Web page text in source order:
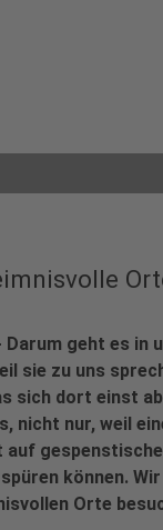
geht es in
sie zu uns
sich dort einst
nicht nur, weil
gespenstische
können.
Orte